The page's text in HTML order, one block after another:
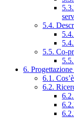
5.4.
5.5. Co-
6.
6.1.
6.2.